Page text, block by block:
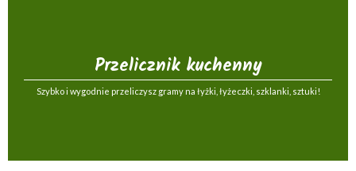
Przelicznik kuchenny
Szybko i wygodnie przeliczysz gramy na łyżki, łyżeczki, szklanki, sztuki!